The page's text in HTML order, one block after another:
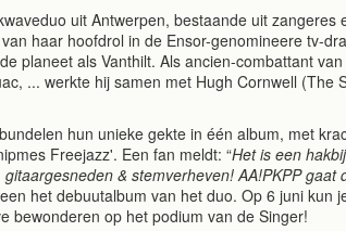
uit Antwerpen, bestaande uit zangeres
haar hoofdrol in de Ensor-genomineere tv-
planeet als Vanthilt. Als ancien-combattant
... werkte hij samen met Hugh Cornwell (The
bundelen hun unieke gekte in één album, met
Freejazz'. Een fan meldt: “Het is een
& stemverheven! AA!PKPP gaat
het debuutalbum van het duo. Op 6 juni kun
bewonderen op het podium van de Singer!